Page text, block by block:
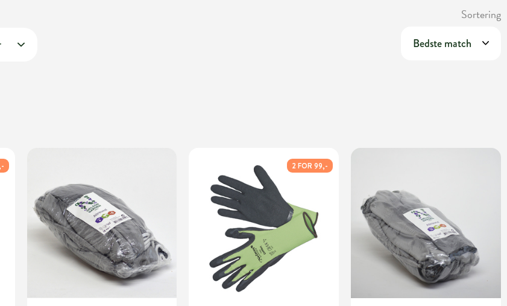
Sortering
2 FOR 99,-